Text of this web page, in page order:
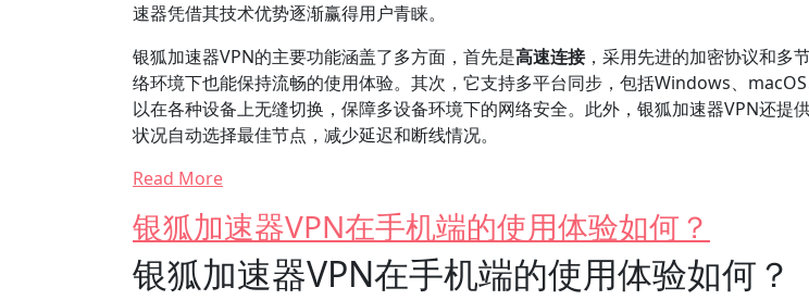
速器凭借其技术优势逐渐赢得用户青睐。
银狐加速器VPN的主要功能涵盖了多方面，首先是高速连接，采用先进的加密协议和多
络环境下也能保持流畅的使用体验。其次，它支持多平台同步，包括Windows、
以在各种设备上无缝切换，保障多设备环境下的网络安全。此外，银狐加速器VPN还提
状况自动选择最佳节点，减少延迟和断线情况。
Read More
银狐加速器VPN在手机端的使用体验如何？
银狐加速器VPN在手机端的使用体验如何？